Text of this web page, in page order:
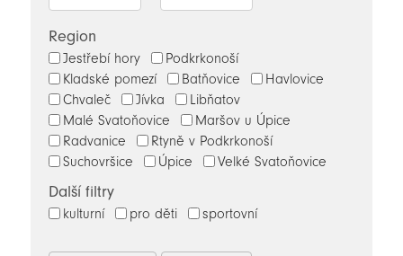
Region
Jestřebí hory
Podkrkonoší
Kladské pomezí
Batňovice
Havlovice
Chvaleč
Jívka
Libňatov
Malé Svatoňovice
Maršov u Úpice
Radvanice
Rtyně v Podkrkonoší
Suchovršice
Úpice Velké Svatoňovice
Další filtry
kulturní pro děti sportovní